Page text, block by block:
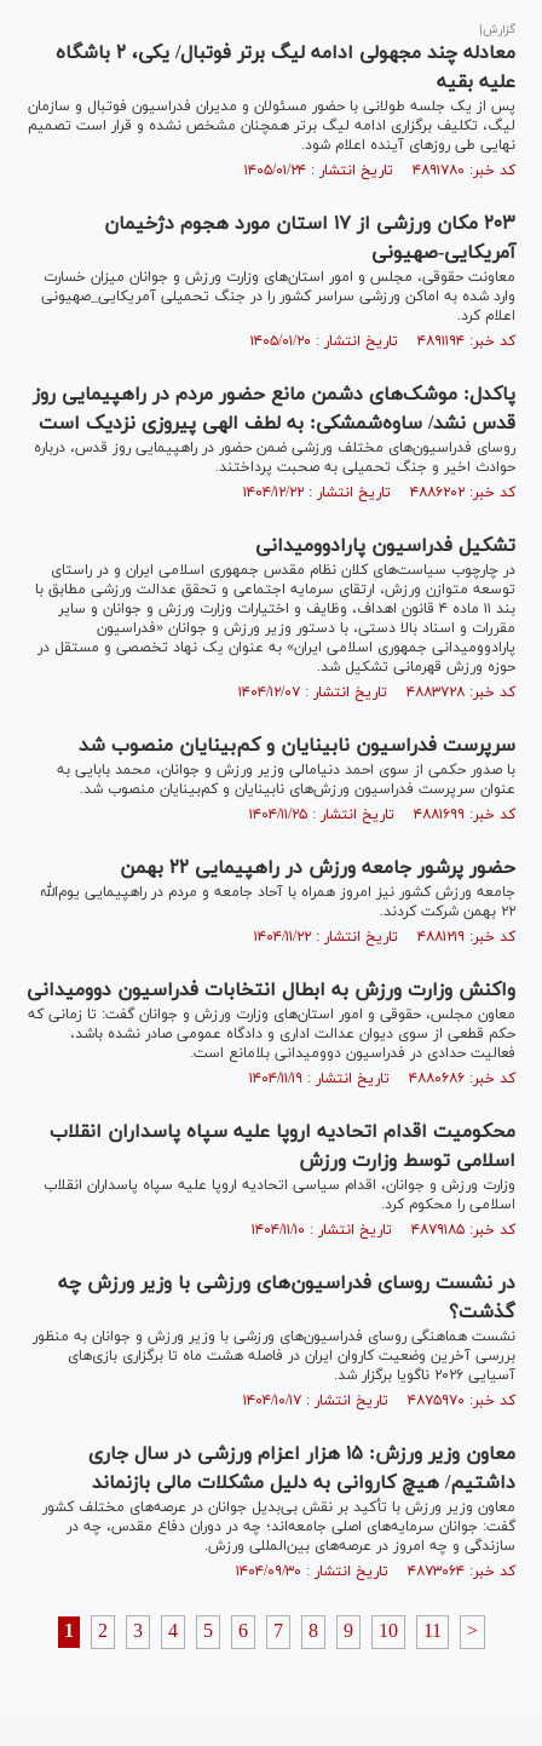
گزارش|
معادله چند مجهولی ادامه لیگ برتر فوتبال/ یکی، ۲ باشگاه
علیه بقیه
پس از یک جلسه طولانی با حضور مسئولان و مدیران فدراسیون فوتبال و سازمان
لیگ، تکلیف برگزاری ادامه لیگ برتر همچنان مشخص نشده و قرار است تصمیم
نهایی طی روز‌های آینده اعلام شود.
کد خبر: ۴۸۹۱۷۸۰ تاریخ انتشار : ۱۴۰۵/۰۱/۲۴
۲۰۳ مکان ورزشی از ۱۷ استان مورد هجوم دژخیمان
آمریکایی-صهیونی
معاونت حقوقی، مجلس و امور استان‌های وزارت ورزش و جوانان میزان خسارت
وارد شده به اماکن ورزشی سراسر کشور را در جنگ تحمیلی آمریکایی_صهیونی
اعلام کرد.
کد خبر: ۴۸۹۱۱۹۴ تاریخ انتشار : ۱۴۰۵/۰۱/۲۰
پاکدل: موشک‌های دشمن مانع حضور مردم در راهپیمایی روز
قدس نشد/ ساوه‌شمشکی: به لطف الهی پیروزی نزدیک است
روسای فدراسیون‌های مختلف ورزشی ضمن حضور در راهپیمایی روز قدس، درباره
حوادث اخیر و جنگ تحمیلی به صحبت پرداختند.
کد خبر: ۴۸۸۶۲۰۲ تاریخ انتشار : ۱۴۰۴/۱۲/۲۲
تشکیل فدراسیون پارادوومیدانی
در چارچوب سیاست‌های کلان نظام مقدس جمهوری اسلامی ایران و در راستای
توسعه متوازن ورزش، ارتقای سرمایه اجتماعی و تحقق عدالت ورزشی مطابق با
بند ۱۱ ماده ۴ قانون اهداف، وظایف و اختیارات وزارت ورزش و جوانان و سایر
مقررات و اسناد بالا دستی، با دستور وزیر ورزش و جوانان «فدراسیون
پارادوومیدانی جمهوری اسلامی ایران» به عنوان یک نهاد تخصصی و مستقل در
حوزه ورزش قهرمانی تشکیل شد.
کد خبر: ۴۸۸۳۷۲۸ تاریخ انتشار : ۱۴۰۴/۱۲/۰۷
سرپرست فدراسیون نابینایان و کم‌بینایان منصوب شد
با صدور حکمی از سوی احمد دنیامالی وزیر ورزش و جوانان، محمد بابایی به
عنوان سرپرست فدراسیون ورزش‌های نابینایان و کم‌بینایان منصوب شد.
کد خبر: ۴۸۸۱۶۹۹ تاریخ انتشار : ۱۴۰۴/۱۱/۲۵
حضور پرشور جامعه ورزش در راهپیمایی ۲۲ بهمن
جامعه ورزش کشور نیز امروز همراه با آحاد جامعه و مردم در راهپیمایی یوم‌الله
۲۲ بهمن شرکت کردند.
کد خبر: ۴۸۸۱۲۱۹ تاریخ انتشار : ۱۴۰۴/۱۱/۲۲
واکنش وزارت ورزش به ابطال انتخابات فدراسیون دوومیدانی
معاون مجلس، حقوقی و امور استان‌های وزارت ورزش و جوانان گفت: تا زمانی که
حکم قطعی از سوی دیوان عدالت اداری و دادگاه عمومی صادر نشده باشد،
فعالیت حدادی در فدراسیون دوومیدانی بلامانع است.
کد خبر: ۴۸۸۰۶۸۶ تاریخ انتشار : ۱۴۰۴/۱۱/۱۹
محکومیت اقدام اتحادیه اروپا علیه سپاه پاسداران انقلاب
اسلامی توسط وزارت ورزش
وزارت ورزش و جوانان، اقدام سیاسی اتحادیه اروپا علیه سپاه پاسداران انقلاب
اسلامی را محکوم کرد.
کد خبر: ۴۸۷۹۱۸۵ تاریخ انتشار : ۱۴۰۴/۱۱/۱۰
در نشست روسای فدراسیون‌های ورزشی با وزیر ورزش چه
گذشت؟
نشست هماهنگی روسای فدراسیون‌های ورزشی با وزیر ورزش و جوانان به منظور
بررسی آخرین وضعیت کاروان ایران در فاصله هشت ماه تا برگزاری بازی‌های
آسیایی ۲۰۲۶ ناگویا برگزار شد.
کد خبر: ۴۸۷۵۹۷۰ تاریخ انتشار : ۱۴۰۴/۱۰/۱۷
معاون وزیر ورزش: ۱۵ هزار اعزام ورزشی در سال جاری
داشتیم/ هیچ کاروانی به دلیل مشکلات مالی بازنماند
معاون وزیر ورزش با تأکید بر نقش بی‌بدیل جوانان در عرصه‌های مختلف کشور
گفت: جوانان سرمایه‌های اصلی جامعه‌اند؛ چه در دوران دفاع مقدس، چه در
سازندگی و چه امروز در عرصه‌های بین‌المللی ورزش.
کد خبر: ۴۸۷۳۰۶۴ تاریخ انتشار : ۱۴۰۴/۰۹/۳۰
1 2 3 4 5 6 7 8 9 10 11 >